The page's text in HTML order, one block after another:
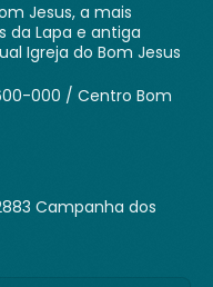
Jesus, a mais
da Lapa e antiga
Igreja do Bom Jesus
000 / Centro Bom
Campanha dos